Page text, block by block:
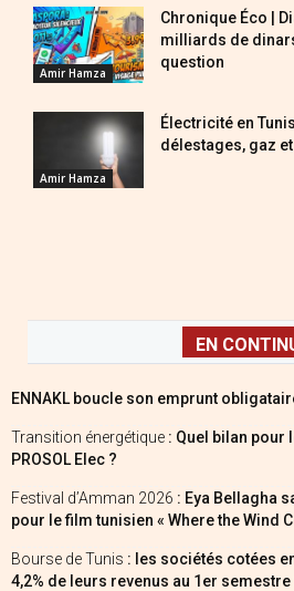
Amir Hamza
Chronique Éco |
milliards de
question
Amir Hamza
Électricité en
délestages, gaz
EN
ENNAKL boucle son emprunt
Transition énergétique : Quel bilan pour
PROSOL Elec ?
Festival d’Amman 2026 : Eya Bellagha
pour le film tunisien « Where the Wind
Bourse de Tunis : les sociétés cotées
4,2% de leurs revenus au 1er semestre